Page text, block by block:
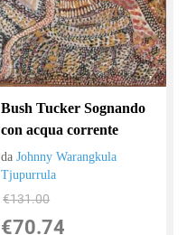
Bush Tucker Sognando
con acqua corrente
daJohnny Warangkula
Tjupurrula
€131.00
€70.74